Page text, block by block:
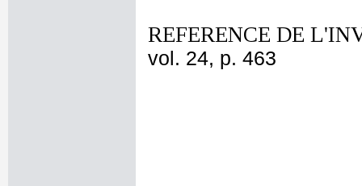
REFERENCE DE
vol. 24, p. 463